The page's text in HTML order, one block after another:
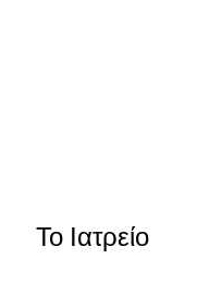
Το Ιατρείο